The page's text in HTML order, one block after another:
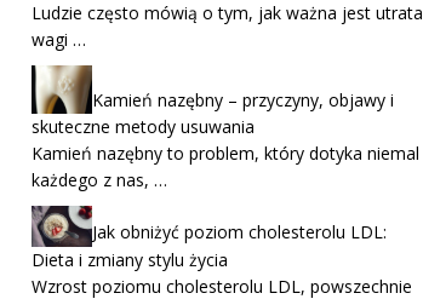
Ludzie często mówią o tym, jak ważna jest utrata
wagi …
Kamień nazębny – przyczyny, objawy i
skuteczne metody usuwania
Kamień nazębny to problem, który dotyka niemal
każdego z nas, …
Jak obniżyć poziom cholesterolu LDL:
Dieta i zmiany stylu życia
Wzrost poziomu cholesterolu LDL, powszechnie